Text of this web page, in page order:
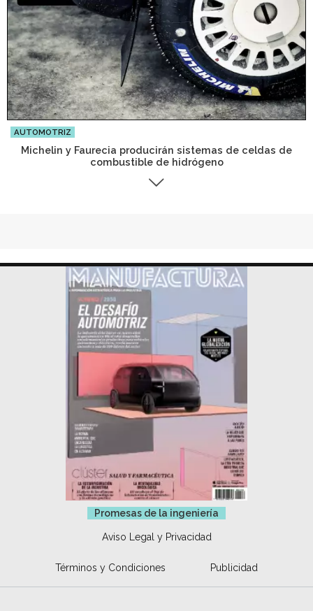
AUTOMOTRIZ
Michelin y Faurecia producirán sistemas de celdas de
combustible de hidrógeno
Promesas de la ingeniería
Aviso Legal y Privacidad
Términos y Condiciones Publicidad